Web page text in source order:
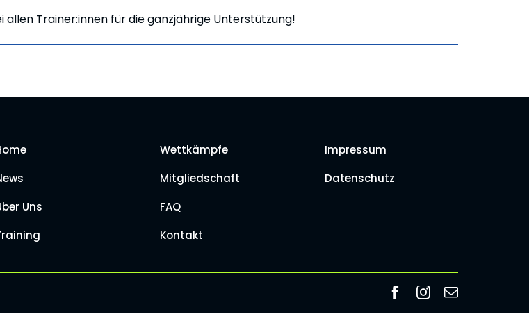
Trainer:innen für die ganzjährige Unterstützung!
Uns
Wettkämpfe
Mitgliedschaft
FAQ
Kontakt
Impressum
Datenschutz